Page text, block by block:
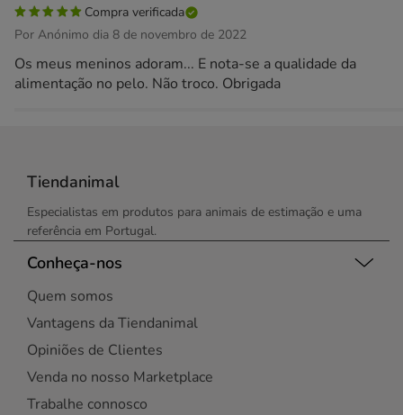
Compra verificada
Por Anónimo dia 8 de novembro de 2022
Os meus meninos adoram... E nota-se a qualidade da
alimentação no pelo. Não troco. Obrigada
Tiendanimal
Especialistas em produtos para animais de estimação e uma
referência em Portugal.
Conheça-nos
Quem somos
Vantagens da Tiendanimal
Opiniões de Clientes
Venda no nosso Marketplace
Trabalhe connosco